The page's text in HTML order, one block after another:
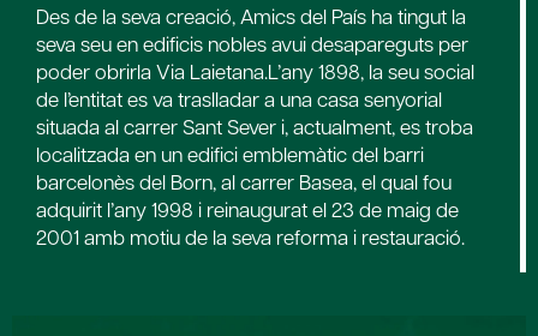
Des de la seva creació, Amics del País ha tingut la
seva seu en edificis nobles avui desapareguts per
poder obrirla Via Laietana.L’any 1898, la seu social
de l’entitat es va traslladar a una casa senyorial
situada al carrer Sant Sever i, actualment, es troba
localitzada en un edifici emblemàtic del barri
barcelonès del Born, al carrer Basea, el qual fou
adquirit l’any 1998 i reinaugurat el 23 de maig de
2001 amb motiu de la seva reforma i restauració.